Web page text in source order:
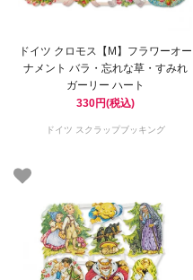
ドイツ クロモス【M】フラワーオー
ナメント バラ・忘れな草・すみれ
ガーリー ハート
330円(税込)
ドイツ スクラップブッキング